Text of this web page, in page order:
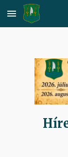
Skip to main